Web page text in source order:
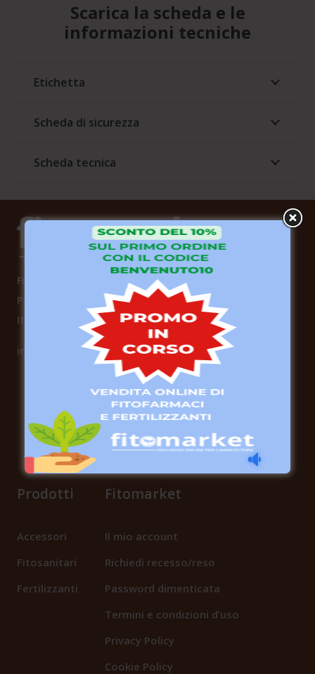
Scarica la scheda e le
informazioni tecniche
Etichetta
Scheda di sicurezza
Scheda tecnica
Fitomarket s.r.l.
P.IVA: 08771880724
Italia
info@fitomarket.it
via dei Fornai 1, 76121 – Barletta (BT)
Leggi le recensioni su Trustpilot
Prodotti
Accessori
Fitosanitari
Fertilizzanti
Fitomarket
Il mio account
Richiedi recesso/reso
Password dimenticata
Termini e condizioni d’uso
Privacy Policy
Cookie Policy